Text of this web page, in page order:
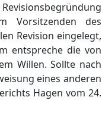
Vorsitzenden des
Revision eingelegt,
entspreche die von
Willen. Sollte nach
eines anderen
Hagen vom 24.